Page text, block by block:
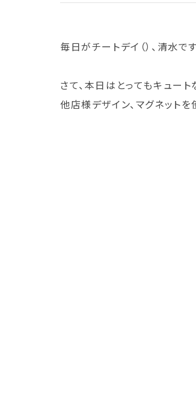
毎日がチートデイ（）、清水で
さて、本日はとってもキュー
他店様デザイン、マグネット